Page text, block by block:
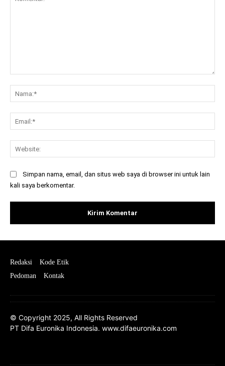
Simpan nama, email, dan situs web saya di browser ini untuk lain
kali saya berkomentar.
Redaksi
Kode Etik
Pedoman
Kontak
© Copyright 2025, All Rights Reserved
PT Difa Euronika Indonesia. www.difaeuronika.com